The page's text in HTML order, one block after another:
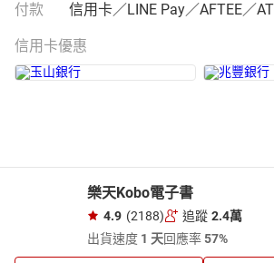
付款 信用卡／LINE Pay／AFTEE／
信用卡優惠
樂天Kobo電子書
4.9 (2188) 追蹤 2.4萬
出貨速度 1 天回應率57%